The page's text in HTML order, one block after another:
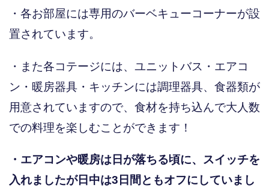
・各お部屋には専用のバーベキューコーナーが設
置されています。
・また各コテージには、ユニットバス・エアコ
ン・暖房器具・キッチンには調理器具、食器類が
用意されていますので、食材を持ち込んで大人数
での料理を楽しむことができます！
・エアコンや暖房は日が落ちる頃に、スイッチを
入れましたが日中は3日間ともオフにしていまし